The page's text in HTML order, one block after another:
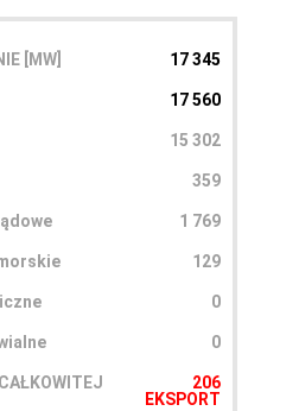
[MW] 17 345
17 560
15 302
359
1 769
129
0
0
206
EKSPORT